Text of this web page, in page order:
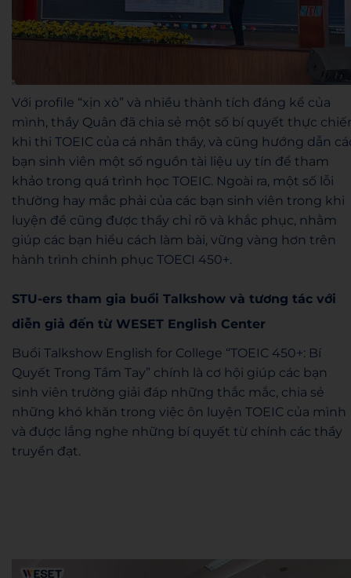
Với profile “xịn xò” và nhiều thành tích đáng kể của
mình, thầy Quân đã chia sẻ một số bí quyết thực
khi thi TOEIC của cá nhân thầy, và cũng hướng dẫn
bạn sinh viên một số nguồn tài liệu uy tín để tham
khảo trong quá trình học TOEIC. Ngoài ra, một số lỗi
thường hay mắc phải của các bạn sinh viên trong khi
luyện đề cũng được thầy chỉ rõ và khắc phục, nhằm
giúp các bạn hiểu cách làm bài, vững vàng hơn trên
hành trình chinh phục TOECI 450+.
STU-ers tham gia buổi Talkshow và tương tác với
diễn giả đến từ WESET English Center
Buổi Talkshow English for College “TOEIC 450+: Bí
Quyết Trong Tầm Tay” chính là cơ hội giúp các bạn
sinh viên trường giải đáp những thắc mắc, chia sẻ
những khó khăn trong việc ôn luyện TOEIC của mình
và được lắng nghe những bí quyết từ chính các thầy
truyền đạt.